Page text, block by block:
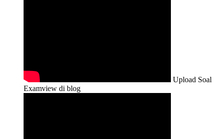
Upload Soal
Examview di blog